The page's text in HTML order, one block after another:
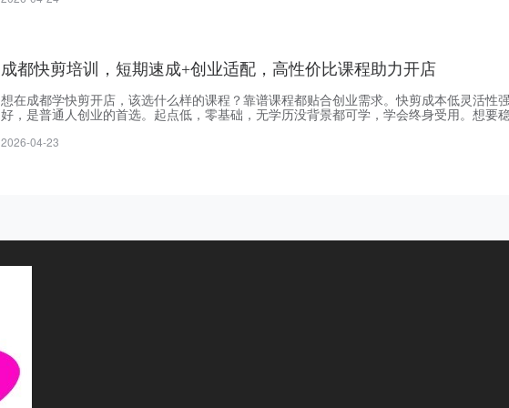
成都快剪培训，短期速成+创业适配，高性价比课程助力开店
想在成都学快剪开店，该选什么样的课程？靠谱课程都贴合创业需求。快剪成本低灵活性
好，是普通人创业的首选。起点低，零基础，无学历没背景都可学，学会终身受用。想要
00年，建校于2004年。开设有国家三级高级美发师培训，包教会包学会，毕业安排就业。和
2026-04-23